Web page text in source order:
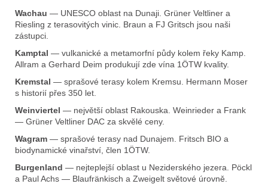
k
y
ý
p
i
u
Wachau — UNESCO oblast na Dunaji. Grüner Veltliner a
Riesling z terasovitých vinic. Braun a FJ Gritsch jsou naši
zástupci.
Kamptal — vulkanické a metamorfní půdy kolem řeky Kamp.
Allram a Gerhard Deim produkují zde vína 1ÖTW kvality.
Kremstal — sprašové terasy kolem Kremsu. Hermann Moser
s historií přes 350 let.
Weinviertel — největší oblast Rakouska. Weinrieder a Frank
— Grüner Veltliner DAC za skvělé ceny.
Wagram — sprašové terasy nad Dunajem. Fritsch BIO a
biodynamické vinařství, člen 1ÖTW.
Burgenland — nejteplejší oblast u Neziderského jezera. Pöckl
a Paul Achs — Blaufränkisch a Zweigelt světové úrovně.